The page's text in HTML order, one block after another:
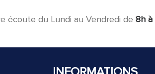
écoute du Lundi au Vendredi de 8h à